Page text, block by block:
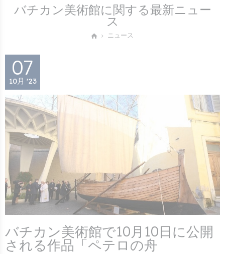
バチカン美術館に関する最新ニュー
ス
ニュース
07
10月 '23
バチカン美術館で10月10日に公開
される作品「ペテロの舟